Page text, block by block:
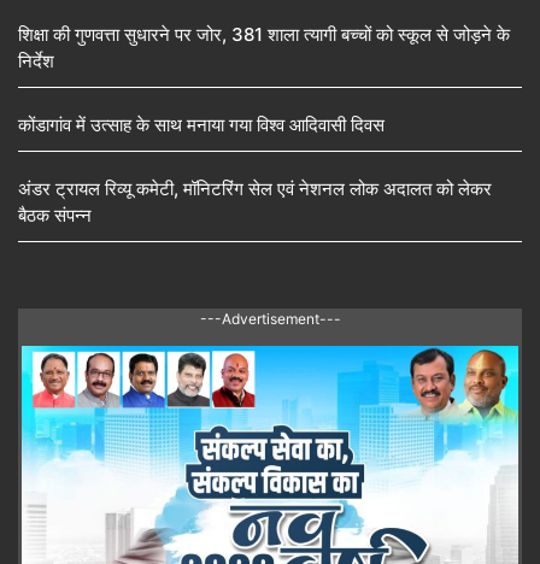
शिक्षा की गुणवत्ता सुधारने पर जोर, 381 शाला त्यागी बच्चों को स्कूल से जोड़ने के
निर्देश
कोंडागांव में उत्साह के साथ मनाया गया विश्व आदिवासी दिवस
अंडर ट्रायल रिव्यू कमेटी, मॉनिटरिंग सेल एवं नेशनल लोक अदालत को लेकर
बैठक संपन्न
---Advertisement---